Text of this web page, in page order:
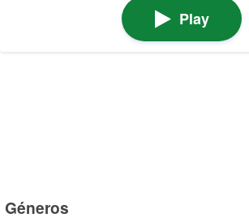
Play
Géneros